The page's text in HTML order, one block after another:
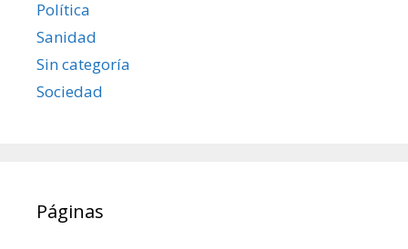
Política
Sanidad
Sin categoría
Sociedad
Páginas